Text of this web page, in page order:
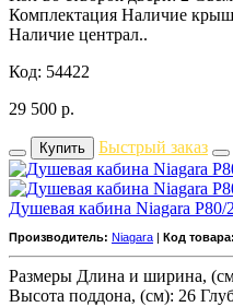
Комплектация Наличие
Наличие централ..
Код: 54422
29 500 р.
Купить Быстрый заказ
Душевая кабина Niagara
Производитель: Niagara Код товара:
Размеры Длина и ширина,
Высота поддона, (см): 26